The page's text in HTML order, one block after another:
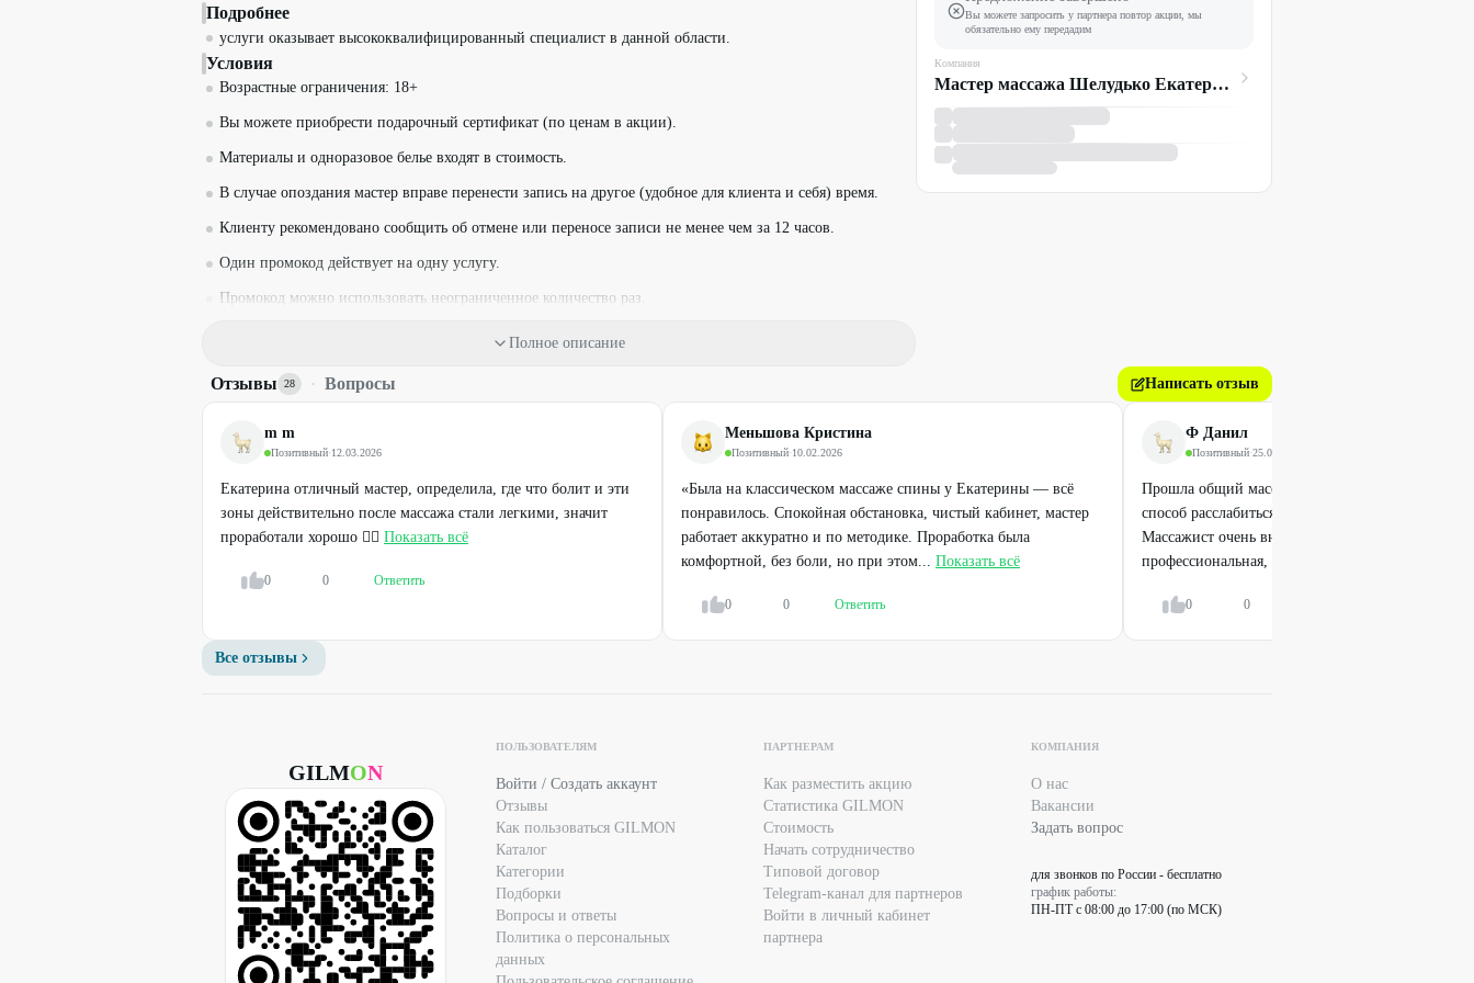
Подробнее
услуги оказывает высококвалифицированный специалист в данной области.
Условия
Возрастные ограничения: 18+
Вы можете приобрести подарочный сертификат (по ценам в акции).
Материалы и одноразовое белье входят в стоимость.
В случае опоздания мастер вправе перенести запись на другое (удобное для клиента и себя) время.
Клиенту рекомендовано сообщить об отмене или переносе записи не менее чем за 12 часов.
Один промокод действует на одну услугу.
Промокод можно использовать неограниченное количество раз.
Необходима предварительная запись через сообщения
Для получения скидки предъявите промокод.
Промокод не суммируется с другими действующими предложениями компании.
ПРЕДУПРЕЖДАЕМ О НЕОБХОДИМОСТИ ПОЛУЧЕНИЯ КОНСУЛЬТАЦИИ У ВРАЧА
(СПЕЦИАЛИСТА) ПО ОКАЗЫВАЕМЫМ УСЛУГАМ И ПРОТИВОПОКАЗАНИЯМ
Полное описание
Вы можете запросить у партнера повтор акции, мы
обязательно ему передадим
Компания
Мастер массажа Шелудько Екатерина
Отзывы 28 · Вопросы Написать отзыв
m m
Позитивный·12.03.2026
Екатерина отличный мастер, определила, где что болит и эти
зоны действительно после массажа стали легкими, значит
проработали хорошо 👍🏻 Показать всё
0 0 Ответить
Меньшова Кристина
Позитивный·10.02.2026
«Была на классическом массаже спины у Екатерины — всё
понравилось. Спокойная обстановка, чистый кабинет, мастер
работает аккуратно и по методике. Проработка была
комфортной, без боли, но при этом... Показать всё
0 0 Ответить
Ф Данил
Позитивный·25.01.2026
Прошла общий массаж всего тела на 50 минут
способ расслабиться и снять напряжение после
Массажист очень внимательный, техника
профессиональная, чувствуешь, как...
0 0
Все отзывы
GILMON
ПОЛЬЗОВАТЕЛЯМ
Войти / Создать аккаунт
Отзывы
Как пользоваться GILMON
Каталог
Категории
Подборки
Вопросы и ответы
Политика о персональных
данных
ПАРТНЕРАМ
Как разместить акцию
Статистика GILMON
Стоимость
Начать сотрудничество
Типовой договор
Telegram-канал для партнеров
Войти в личный кабинет
партнера
КОМПАНИЯ
О нас
Вакансии
Задать вопрос
для звонков по России - бесплатно
график работы:
ПН-ПТ с 08:00 до 17:00 (по МСК)